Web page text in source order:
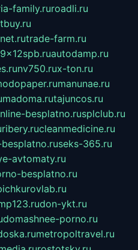
family.ruroadli.ru
trade-farm.ru
autodamp.ru
nv750.rux-ton.ru
manunae.ru
madoma.rutajuncos.ru
besplatno.rusplclub.ru
ribery.rucleanmedicine.ru
seks-365.ru
avtomaty.ru
besplatno.ru
don-ykt.ru
domashnee-porno.ru
metropoltravel.ru